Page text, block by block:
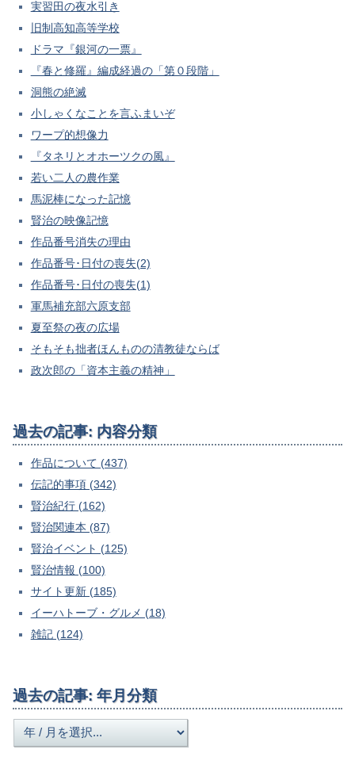
実習田の夜水引き
旧制高知高等学校
ドラマ『銀河の一票』
『春と修羅』編成経過の「第０段階」
洞熊の絶滅
小しゃくなことを言ふまいぞ
ワープ的想像力
『タネリとオホーツクの風』
若い二人の農作業
馬泥棒になった記憶
賢治の映像記憶
作品番号消失の理由
作品番号･日付の喪失(2)
作品番号･日付の喪失(1)
軍馬補充部六原支部
夏至祭の夜の広場
そもそも拙者ほんものの清教徒ならば
政次郎の「資本主義の精神」
過去の記事: 内容分類
作品について (437)
伝記的事項 (342)
賢治紀行 (162)
賢治関連本 (87)
賢治イベント (125)
賢治情報 (100)
サイト更新 (185)
イーハトーブ・グルメ (18)
雑記 (124)
過去の記事: 年月分類